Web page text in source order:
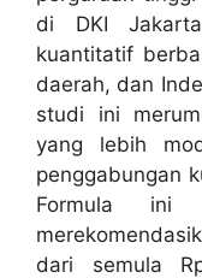
di DKI
kuantitatif
daerah, dan
studi ini
yang lebih
penggabungan
Formula ini
dari semula